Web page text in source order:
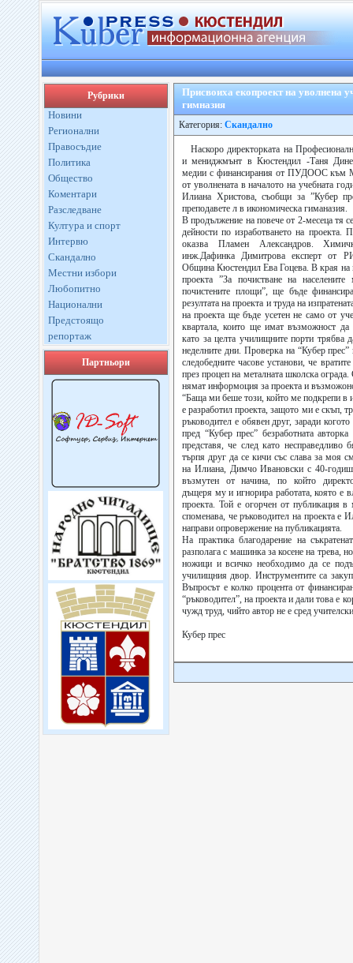
Рубрики
Новини
Регионални
Правосъдие
Политика
Общество
Коментари
Разследване
Култура и спорт
Интервю
Скандално
Местни избори
Любопитно
Национални
Предстоящо
репортаж
Партньори
Присвоиха екопроект на уволнена
гимназия
Категория: Скандално
Наскоро директорката на
и мениджмънт в Кюстендил -Таня
медии с финансирания от ПУДООС към
от уволнената в началото на учебната
Илиана Христова, съобщи за ”Кубер
преподавете л в икономическа гиманазия.
В продължение на повече от 2-месеца тя
дейности по изработването на проекта.
оказва Пламен Александров.
инж.Дафинка Димитрова експерт от
Община Кюстендил Ева Гоцева. В края на
проекта ”За почистване на
почистените площи”, ще бъде
резултата на проекта и труда на
на проекта ще бъде усетен не само от
квартала, които ще имат възможност
като за целта училищните порти трябва
неделните дни. Проверка на “Кубер
следобедните часове установи, че
през процеп на металната школска
нямат информоция за проекта и
“Баща ми беше този, който ме подкрепи в
е разработил проекта, защото ми е скъп,
ръководител е обявен друг, заради
пред “Кубер прес” безработната
представя, че след като несправедливо
търпя друг да се кичи със слава за моя
на Илиана, Димчо Ивановски с 40-
възмутен от начина, по който
дъщеря му и игнорира работата, която е
проекта. Той е огорчен от публикация в
споменава, че ръководител на проекта е
направи опровержение на публикацията.
На практика благодарение на
разполага с машинка за косене на трева,
ножици и всичко необходимо да се
училищния двор. Инструментите са
Въпросът е колко процента от
“ръководител”, на проекта и дали това е
чужд труд, чийто автор не е сред
Кубер прес